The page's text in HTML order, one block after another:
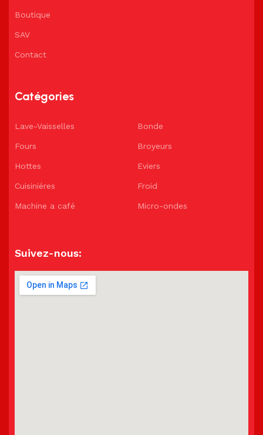
Boutique
SAV
Contact
Catégories
Lave-Vaisselles
Fours
Hottes
Cuisiniéres
Machine a café
Bonde
Broyeurs
Eviers
Froid
Micro-ondes
Suivez-nous: